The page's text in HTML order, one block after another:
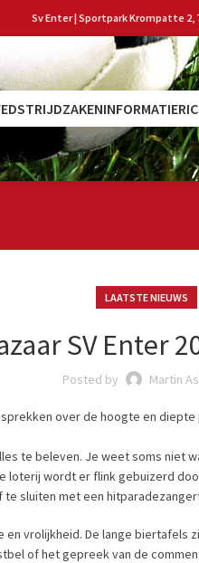
Sv Enter | Sportpark Krompatte 2,
INFORMATIE
LAATSTE NIEUWS
SV Enter
Posted by Martin
over de hoogte en
te beleven. Je weet soms
wordt er flink gebuizerd
sluiten met een
vrolijkheid. De lange
of het gepreek van de